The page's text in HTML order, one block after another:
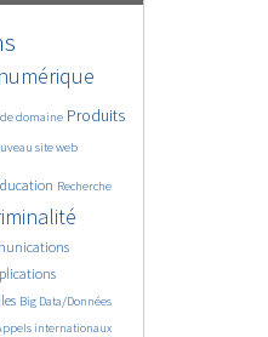
domaine Produits
site web
Recherche
Big Data/Données
internationaux